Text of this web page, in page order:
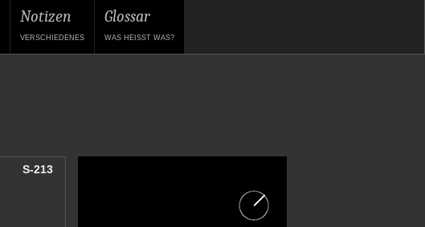
Notizen
VERSCHIEDENES
Glossar
WAS HEISST WAS?
S-213